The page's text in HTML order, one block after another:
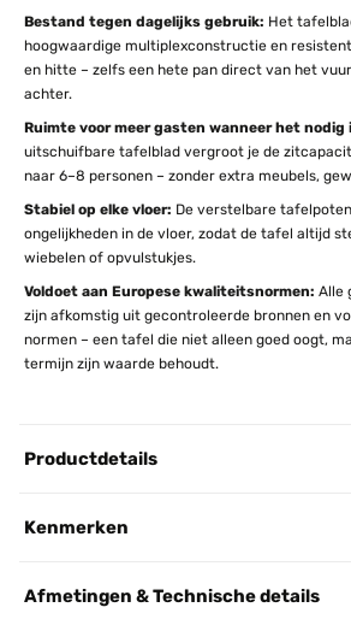
Bestand tegen dagelijks gebruik: Het
hoogwaardige multiplexconstructie en
en hitte – zelfs een hete pan direct van het
achter.
Ruimte voor meer gasten wanneer het nodig
uitschuifbare tafelblad vergroot je de
naar 6–8 personen – zonder extra meubels,
Stabiel op elke vloer: De verstelbare
ongelijkheden in de vloer, zodat de tafel altijd
wiebelen of opvulstukjes.
Voldoet aan Europese kwaliteitsnormen: Alle
zijn afkomstig uit gecontroleerde bronnen en
normen – een tafel die niet alleen goed oogt,
termijn zijn waarde behoudt.
Productdetails
Kenmerken
Afmetingen & Technische details